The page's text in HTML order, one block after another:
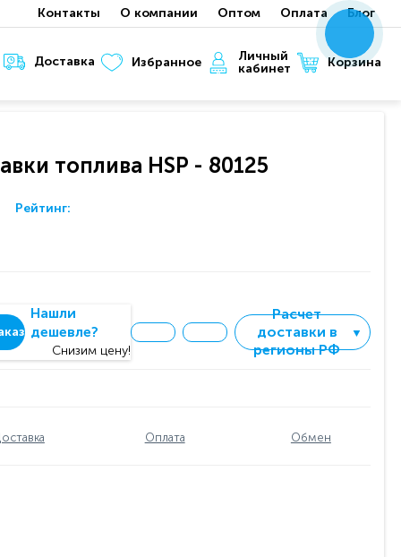
Контакты О компании Оптом Оплата Блог
Доставка Избранное
Личный
кабинет
Корзина
топлива HSP - 80125
Рейтинг:
Нашли
дешевле?
Снизим цену!
Расчет
доставки в
регионы РФ
▼
Оплата Обмен
xxx